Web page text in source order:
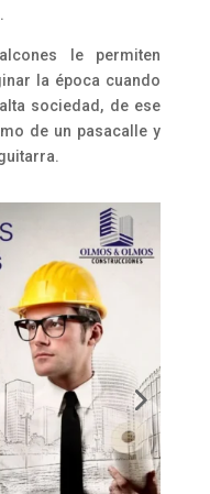
le permiten
la época cuando
sociedad, de ese
de un pasacalle y